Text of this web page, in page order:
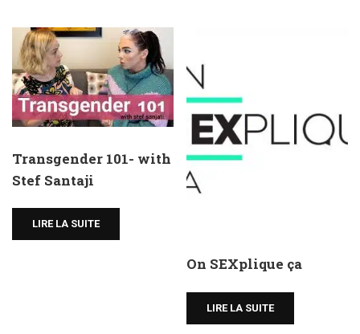
Transgender 101- with
Stef Santaji
LIRE LA SUITE
On SEXplique ça
LIRE LA SUITE